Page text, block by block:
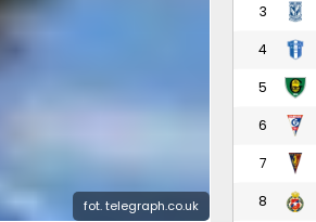
fot. telegraph.co.uk
3
4
5
6
7
8